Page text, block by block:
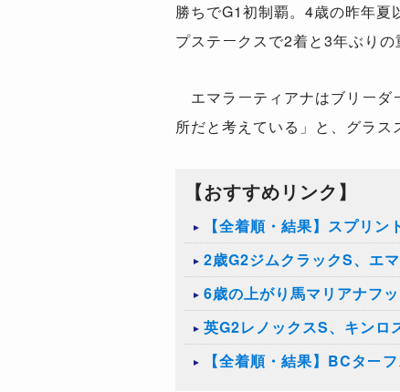
勝ちでG1初制覇。4歳の昨年
プステークスで2着と3年ぶりの
エマラーティアナはブリーダ
所だと考えている」と、グラス
【おすすめリンク】
【全着順・結果】スプリン
2歳G2ジムクラックS、エ
6歳の上がり馬マリアナフ
英G2レノックスS、キンロ
【全着順・結果】BCター